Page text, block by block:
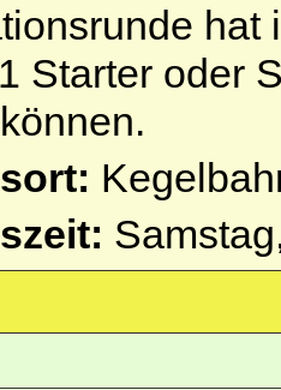
hat
Starter oder